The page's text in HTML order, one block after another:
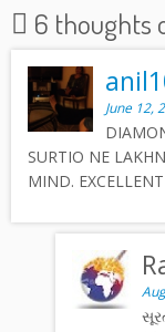
6 thoughts
June 12,
SURTIO NE
MIND.